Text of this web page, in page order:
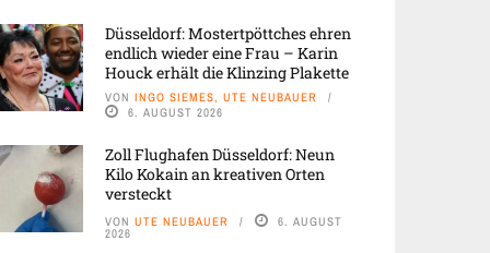
Düsseldorf: Mostertpöttches ehren
endlich wieder eine Frau – Karin
Houck erhält die Klinzing Plakette
VON INGO SIEMES, UTE NEUBAUER
6. AUGUST 2026
Zoll Flughafen Düsseldorf: Neun
Kilo Kokain an kreativen Orten
versteckt
VON UTE NEUBAUER 6. AUGUST
2026